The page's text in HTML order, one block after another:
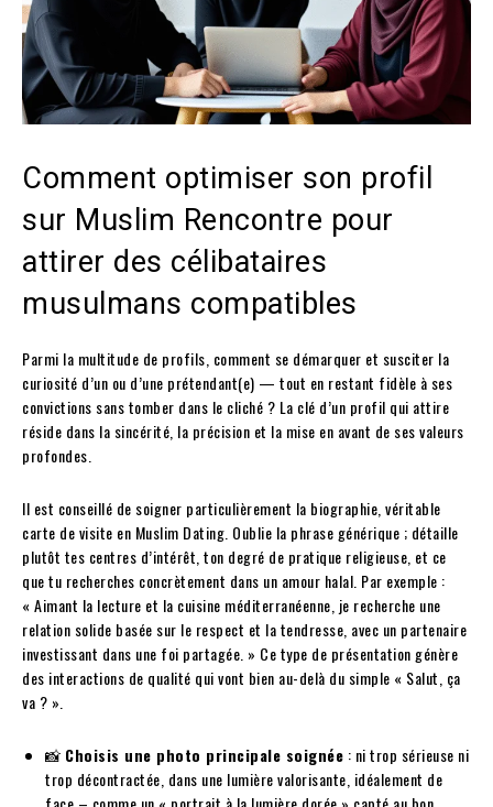
Comment optimiser son profil
sur Muslim Rencontre pour
attirer des célibataires
musulmans compatibles
Parmi la multitude de profils, comment se démarquer et susciter la
curiosité d’un ou d’une prétendant(e) — tout en restant fidèle à ses
convictions sans tomber dans le cliché ? La clé d’un profil qui attire
réside dans la sincérité, la précision et la mise en avant de ses valeurs
profondes.
Il est conseillé de soigner particulièrement la biographie, véritable
carte de visite en Muslim Dating. Oublie la phrase générique ; détaille
plutôt tes centres d’intérêt, ton degré de pratique religieuse, et ce
que tu recherches concrètement dans un amour halal. Par exemple :
« Aimant la lecture et la cuisine méditerranéenne, je recherche une
relation solide basée sur le respect et la tendresse, avec un partenaire
investissant dans une foi partagée. » Ce type de présentation génère
des interactions de qualité qui vont bien au-delà du simple « Salut, ça
va ? ».
📸 Choisis une photo principale soignée : ni trop sérieuse ni
trop décontractée, dans une lumière valorisante, idéalement de